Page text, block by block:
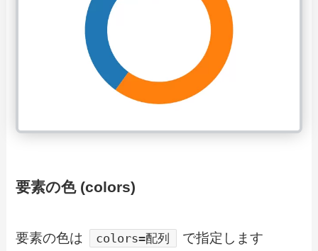
要素の色 (colors)
要素の色は colors=配列 で指定します